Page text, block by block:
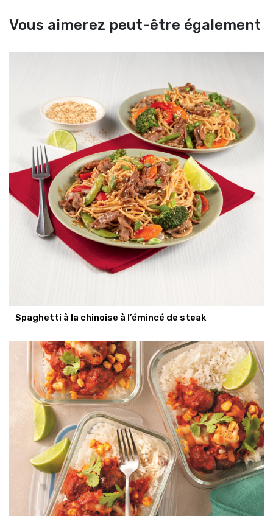
Vous aimerez peut-être également
Spaghetti à la chinoise à l’émincé de steak